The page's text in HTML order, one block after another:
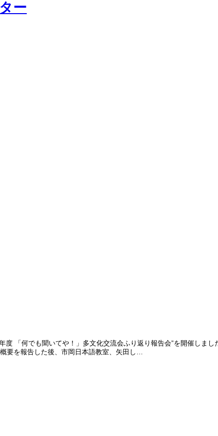
「何でも聞いてや！」多文化交流会ふり返り報告会”を開催しまし
要を報告した後、市岡日本語教室、矢田し…